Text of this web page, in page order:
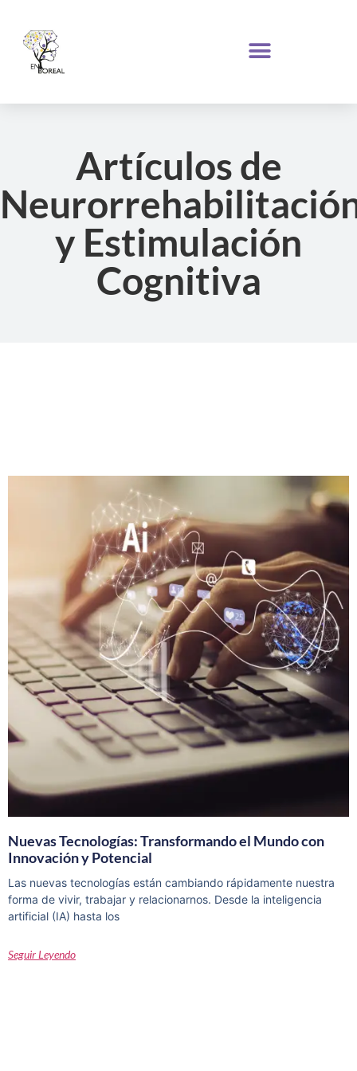
Artículos de
y Estimulación
Cognitiva
Nuevas Tecnologías: Transformando el Mundo con
Innovación y Potencial
Las nuevas tecnologías están cambiando rápidamente nuestra
forma de vivir, trabajar y relacionarnos. Desde la inteligencia
artificial (IA) hasta los
Seguir Leyendo